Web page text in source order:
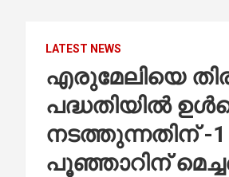
LATEST NEWS
എരുമേലിയെ
പദ്ധതിയിൽ
നടത്തുന്നതിന് -
പൂഞ്ഞാറിന്